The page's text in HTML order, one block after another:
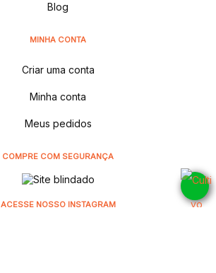
Blog
MINHA CONTA
Criar uma conta
Minha conta
Meus pedidos
COMPRE COM SEGURANÇA
ACESSE NOSSO INSTAGRAM